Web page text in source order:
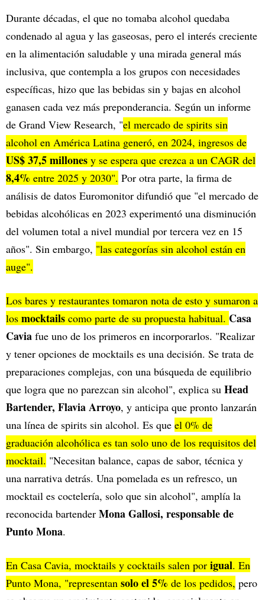
Durante décadas, el que no tomaba alcohol quedaba
condenado al agua y las gaseosas, pero el interés creciente
en la alimentación saludable y una mirada general más
inclusiva, que contempla a los grupos con necesidades
específicas, hizo que las bebidas sin y bajas en alcohol
ganasen cada vez más preponderancia. Según un informe
de Grand View Research, "el mercado de spirits sin
alcohol en América Latina generó, en 2024, ingresos de
US$ 37,5 millones y se espera que crezca a un CAGR del
8,4% entre 2025 y 2030". Por otra parte, la firma de
análisis de datos Euromonitor difundió que "el mercado de
bebidas alcohólicas en 2023 experimentó una disminución
del volumen total a nivel mundial por tercera vez en 15
años". Sin embargo, "las categorías sin alcohol están en
auge".
Los bares y restaurantes tomaron nota de esto y sumaron a
los mocktails como parte de su propuesta habitual. Casa
Cavia fue uno de los primeros en incorporarlos. "Realizar
y tener opciones de mocktails es una decisión. Se trata de
preparaciones complejas, con una búsqueda de equilibrio
que logra que no parezcan sin alcohol", explica su Head
Bartender, Flavia Arroyo, y anticipa que pronto lanzarán
una línea de spirits sin alcohol. Es que el 0% de
graduación alcohólica es tan solo uno de los requisitos del
mocktail. "Necesitan balance, capas de sabor, técnica y
una narrativa detrás. Una pomelada es un refresco, un
mocktail es coctelería, solo que sin alcohol", amplía la
reconocida bartender Mona Gallosi, responsable de
Punto Mona.
En Casa Cavia, mocktails y cocktails salen por igual. En
Punto Mona, "representan solo el 5% de los pedidos, pero